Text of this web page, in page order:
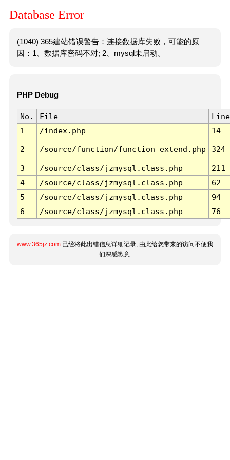
Database Error
(1040) 365建站错误警告：连接数据库失败，可能的原
因：1、数据库密码不对; 2、mysql未启动。
PHP Debug
No. File
Line
1
/index.php 14
2 /source/function/function_extend.php 324
3 /source/class/jzmysql.class.php
211
4
/source/class/jzmysql.class.php
62
5
/source/class/jzmysql.class.php
94
6
/source/class/jzmysql.class.php 76
www.365jz.com 已经将此出错信息详细记录, 由此给您带来的访问不便我
们深感歉意.